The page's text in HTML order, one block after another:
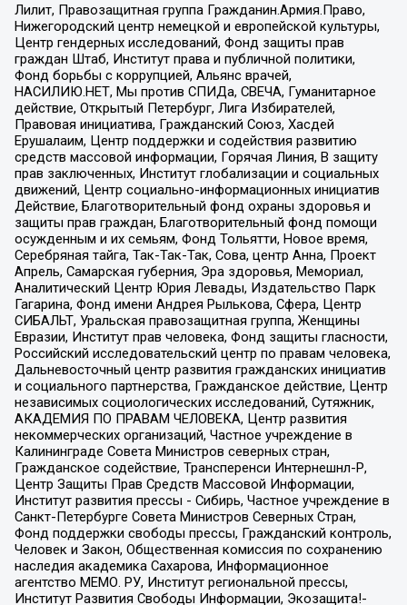
Лилит, Правозащитная группа Гражданин.Армия.Право,
Нижегородский центр немецкой и европейской культуры,
Центр гендерных исследований, Фонд защиты прав
граждан Штаб, Институт права и публичной политики,
Фонд борьбы с коррупцией, Альянс врачей,
НАСИЛИЮ.НЕТ, Мы против СПИДа, СВЕЧА, Гуманитарное
действие, Открытый Петербург, Лига Избирателей,
Правовая инициатива, Гражданский Союз, Хасдей
Ерушалаим, Центр поддержки и содействия развитию
средств массовой информации, Горячая Линия, В защиту
прав заключенных, Институт глобализации и социальных
движений, Центр социально-информационных инициатив
Действие, Благотворительный фонд охраны здоровья и
защиты прав граждан, Благотворительный фонд помощи
осужденным и их семьям, Фонд Тольятти, Новое время,
Серебряная тайга, Так-Так-Так, Сова, центр Анна, Проект
Апрель, Самарская губерния, Эра здоровья, Мемориал,
Аналитический Центр Юрия Левады, Издательство Парк
Гагарина, Фонд имени Андрея Рылькова, Сфера, Центр
СИБАЛЬТ, Уральская правозащитная группа, Женщины
Евразии, Институт прав человека, Фонд защиты гласности,
Российский исследовательский центр по правам человека,
Дальневосточный центр развития гражданских инициатив
и социального партнерства, Гражданское действие, Центр
независимых социологических исследований, Сутяжник,
АКАДЕМИЯ ПО ПРАВАМ ЧЕЛОВЕКА, Центр развития
некоммерческих организаций, Частное учреждение в
Калининграде Совета Министров северных стран,
Гражданское содействие, Трансперенси Интернешнл-Р,
Центр Защиты Прав Средств Массовой Информации,
Институт развития прессы - Сибирь, Частное учреждение в
Санкт-Петербурге Совета Министров Северных Стран,
Фонд поддержки свободы прессы, Гражданский контроль,
Человек и Закон, Общественная комиссия по сохранению
наследия академика Сахарова, Информационное
агентство МЕМО. РУ, Институт региональной прессы,
Институт Развития Свободы Информации, Экозащита!-